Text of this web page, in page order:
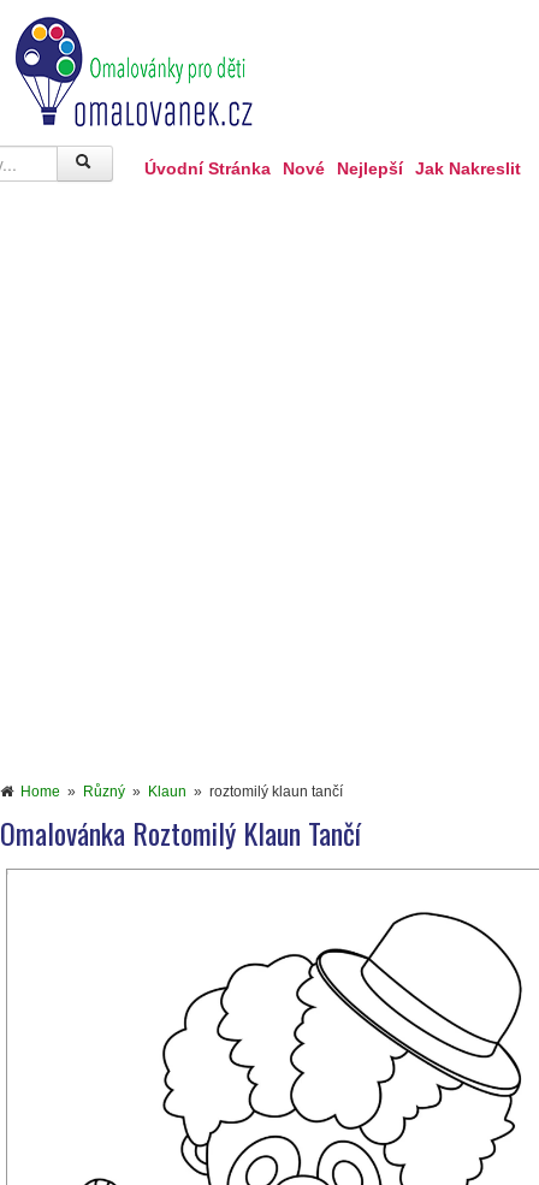
Úvodní Stránka Nové Nejlepší Jak Nakreslit
Home » Různý » Klaun » roztomilý klaun tančí
Omalovánka Roztomilý Klaun Tančí